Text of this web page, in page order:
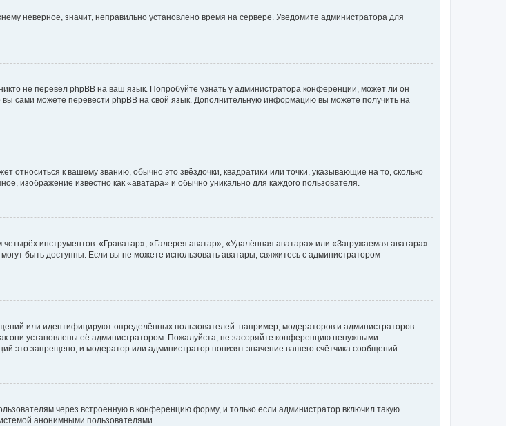
неверное, значит, неправильно установлено время на сервере. Уведомите администратора для
не перевёл phpBB на ваш язык. Попробуйте узнать у администратора конференции, может ли он
вы сами можете перевести phpBB на свой язык. Дополнительную информацию вы можете получить на
относиться к вашему званию, обычно это звёздочки, квадратики или точки, указывающие на то, сколько
изображение известно как «аватара» и обычно уникально для каждого пользователя.
инструментов: «Граватар», «Галерея аватар», «Удалённая аватара» или «Загружаемая аватара».
быть доступны. Если вы не можете использовать аватары, свяжитесь с администратором
или идентифицируют определённых пользователей: например, модераторов и администраторов.
они установлены её администратором. Пожалуйста, не засоряйте конференцию ненужными
это запрещено, и модератор или администратор понизят значение вашего счётчика сообщений.
через встроенную в конференцию форму, и только если администратор включил такую
анонимными пользователями.